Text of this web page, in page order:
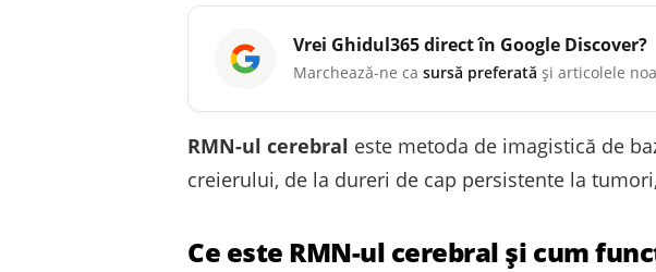
Vrei Ghidul365direct în Google Discover?
Marchează-ne ca sursă preferată și articolele
RMN-ul cerebral este metoda de imagistică de
creierului, de la dureri de cap persistente la
Ce este RMN-ul cerebral și cum